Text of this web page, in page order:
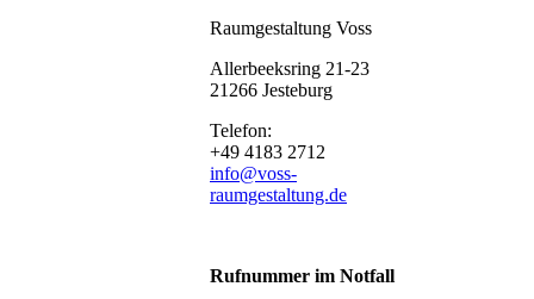
Raumgestaltung Voss
Allerbeeksring 21-23
21266 Jesteburg
Telefon:
+49 4183 2712
info@voss-
raumgestaltung.de
Rufnummer im Notfall